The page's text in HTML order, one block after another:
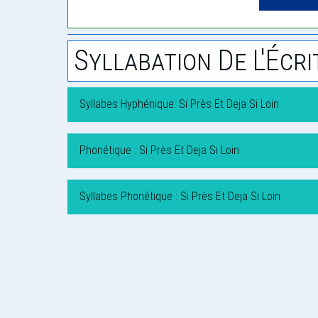
Syllabation De
Syllabes Hyphénique: Si Près Et Deja Si Loin
Phonétique : Si Près Et Deja Si Loin
Syllabes Phonétique : Si Près Et Deja Si Loin